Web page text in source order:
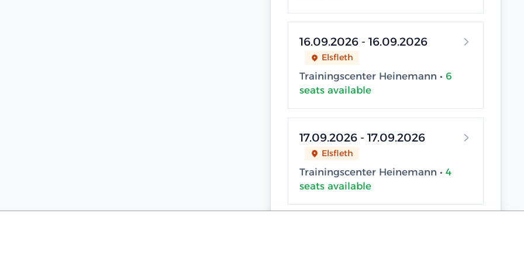
16.09.2026 - 16.09.2026
Elsfleth
Trainingscenter Heinemann • 6
seats available
17.09.2026 - 17.09.2026
Elsfleth
Trainingscenter Heinemann • 4
seats available